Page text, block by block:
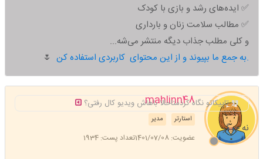
✅ ایده‌های رشد و بازی با کودک
✅ مطالب سلامت زنان و بارداری
و کلی مطلب جذاب دیگه منتشر می‌شه...
به جمع ما بپیوند و از این محتوای کاربردی استفاده کن.
🌷
mahlinn48
مدیر استارتر
عضویت: 1401/07/08 تعداد پست: 1934
تاپیکاتو نگاه کردمتاحالا باهاش ویدیو کال رفتی؟
نه جیگر